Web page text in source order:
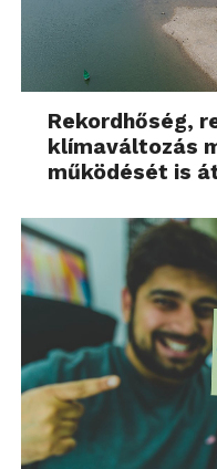
Rekordhőség,
klímaváltozás
működését is